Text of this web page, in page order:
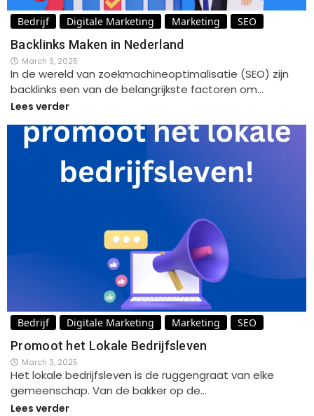
Bedrijf Digitale Marketing Marketing SEO
Backlinks Maken in Nederland
March 3, 2025
In de wereld van zoekmachineoptimalisatie (SEO) zijn
backlinks een van de belangrijkste factoren om…
Lees verder
Bedrijf Digitale Marketing Marketing SEO
Promoot het Lokale Bedrijfsleven
March 3, 2025
Het lokale bedrijfsleven is de ruggengraat van elke
gemeenschap. Van de bakker op de…
Lees verder